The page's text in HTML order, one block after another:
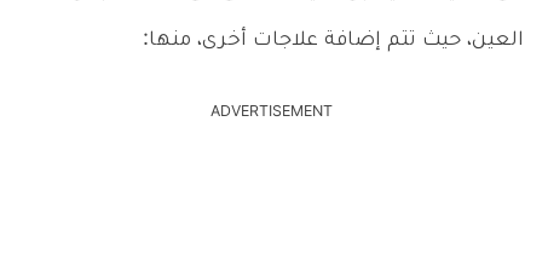
العين، حيث تتم إضافة علاجات أخرى، منها:
ADVERTISEMENT